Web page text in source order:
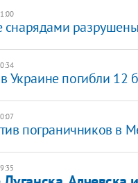
снарядами
в Украине погибли 12
пограничников в